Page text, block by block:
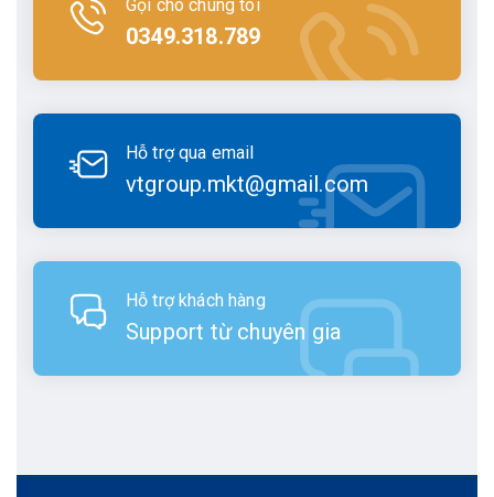
Gọi cho chúng tôi
0349.318.789
Hỗ trợ qua email
vtgroup.mkt@gmail.com
Hỗ trợ khách hàng
Support từ chuyên gia